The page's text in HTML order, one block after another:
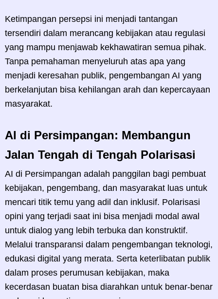
Ketimpangan persepsi ini menjadi tantangan
tersendiri dalam merancang kebijakan atau regulasi
yang mampu menjawab kekhawatiran semua pihak.
Tanpa pemahaman menyeluruh atas apa yang
menjadi keresahan publik, pengembangan AI yang
berkelanjutan bisa kehilangan arah dan kepercayaan
masyarakat.
AI di Persimpangan: Membangun
Jalan Tengah di Tengah Polarisasi
AI di Persimpangan adalah panggilan bagi pembuat
kebijakan, pengembang, dan masyarakat luas untuk
mencari titik temu yang adil dan inklusif. Polarisasi
opini yang terjadi saat ini bisa menjadi modal awal
untuk dialog yang lebih terbuka dan konstruktif.
Melalui transparansi dalam pengembangan teknologi,
edukasi digital yang merata. Serta keterlibatan publik
dalam proses perumusan kebijakan, maka
kecerdasan buatan bisa diarahkan untuk benar-benar